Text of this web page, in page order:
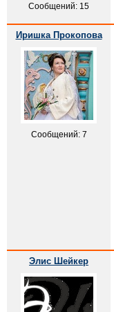
Сообщений: 15
Иришка Прокопова
Сообщений: 7
Элис Шейкер